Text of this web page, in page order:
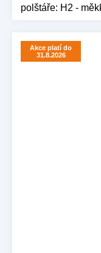
polštáře: H2 -
Akce platí do
31.8.2026